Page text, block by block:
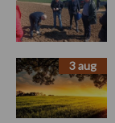
3 aug